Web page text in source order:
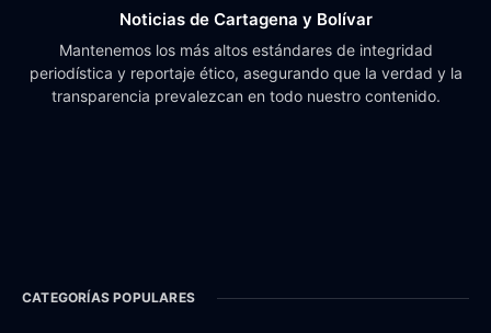
Noticias de Cartagena y Bolívar
Mantenemos los más altos estándares de integridad
periodística y reportaje ético, asegurando que la verdad y la
transparencia prevalezcan en todo nuestro contenido.
CATEGORÍAS POPULARES